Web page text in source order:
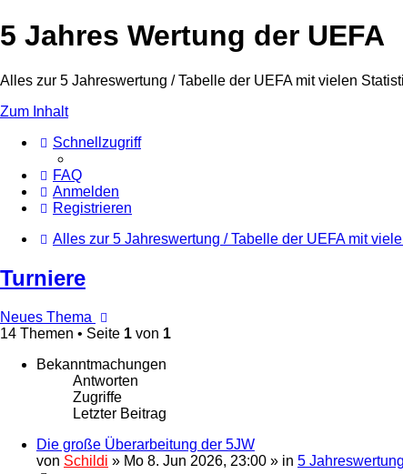
5 Jahres Wertung der UEFA
Alles zur 5 Jahreswertung / Tabelle der UEFA mit vielen
Zum Inhalt
Schnellzugriff
FAQ
Anmelden
Registrieren
Alles zur 5 Jahreswertung / Tabelle der UEFA mit
Turniere
Neues Thema
14 Themen • Seite 1 von 1
Bekanntmachungen
Antworten
Zugriffe
Letzter Beitrag
Die große Überarbeitung der 5JW
von Schildi » Mo 8. Jun 2026, 23:00 » in 5